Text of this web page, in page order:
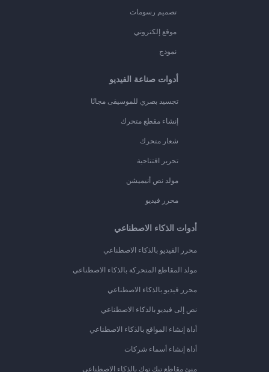
تصميم رسومات
موقع إلكتروني
نموذج
أدوات صناعة الفيديو
تجسيد بصري للموسيقى مجانًا
إنشاء مقطع متحرك
شعار متحرك
تحرير افتتاحية
مولد نص أنيميشن
محرر فيديو
أدوات الذكاء الاصطناعي
محرر الفيديو بالذكاء الاصطناعي
مولد المقاطع المتحركة بالذكاء الاصطناعي
محرر فيديو بالذكاء الاصطناعي
نص إلى فيديو بالذكاء الاصطناعي
أداة إنشاء المواقع بالذكاء الاصطناعي
أداة إنشاء أسماء شركات
منئ مقاطع تيك توك بالذكاء الاصطناعي